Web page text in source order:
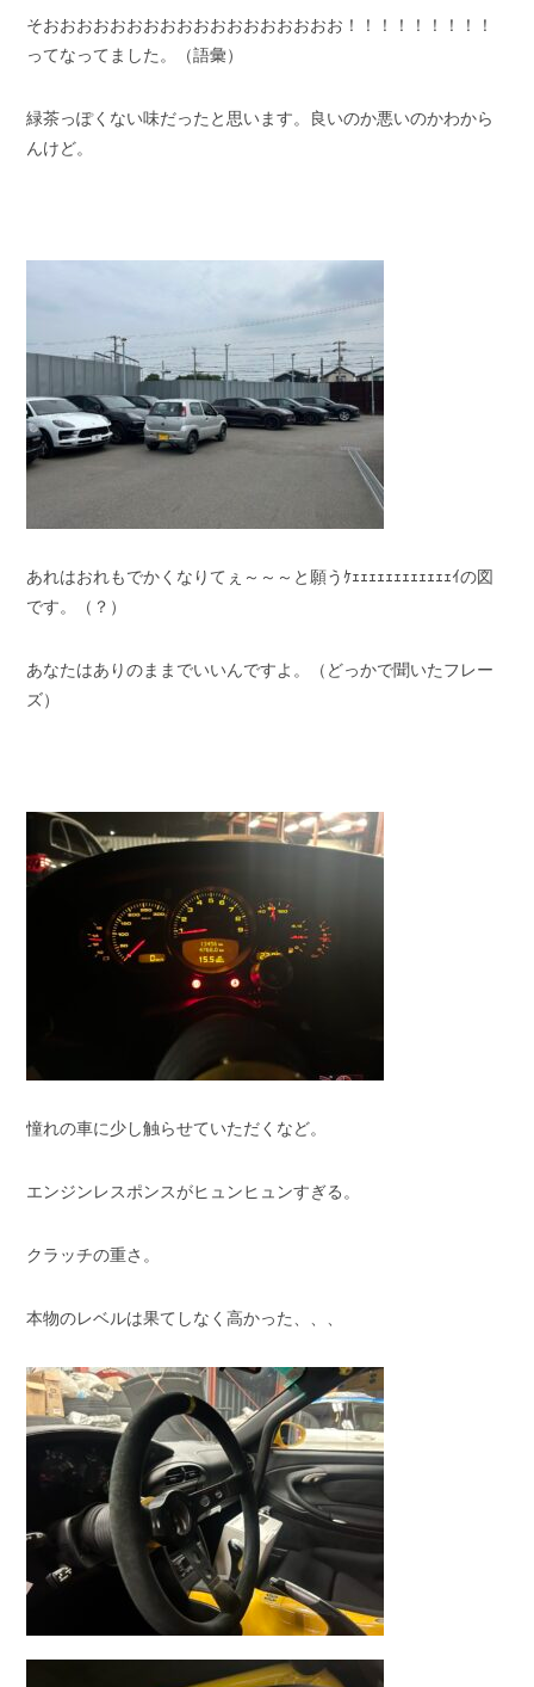
そおおおおおおおおおおおおおおおおおお！！！！！！！！！
ってなってました。（語彙）
緑茶っぽくない味だったと思います。良いのか悪いのかわから
んけど。
あれはおれもでかくなりてぇ～～～と願うｹｪｪｪｪｪｪｪｪｪｪｪｪｲの図
です。（？）
あなたはありのままでいいんですよ。（どっかで聞いたフレー
ズ）
憧れの車に少し触らせていただくなど。
エンジンレスポンスがヒュンヒュンすぎる。
クラッチの重さ。
本物のレベルは果てしなく高かった、、、